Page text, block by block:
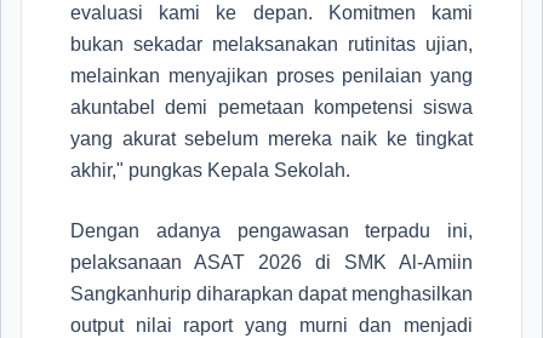
evaluasi kami ke depan. Komitmen kami
bukan sekadar melaksanakan rutinitas ujian,
melainkan menyajikan proses penilaian yang
akuntabel demi pemetaan kompetensi siswa
yang akurat sebelum mereka naik ke tingkat
akhir," pungkas Kepala Sekolah.
Dengan adanya pengawasan terpadu ini,
pelaksanaan ASAT 2026 di SMK Al-Amiin
Sangkanhurip diharapkan dapat menghasilkan
output nilai raport yang murni dan menjadi